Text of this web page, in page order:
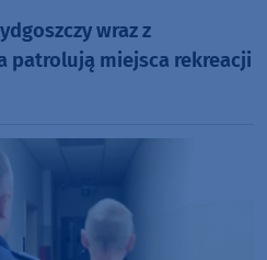
wraz z
patrolują miejsca rekreacji